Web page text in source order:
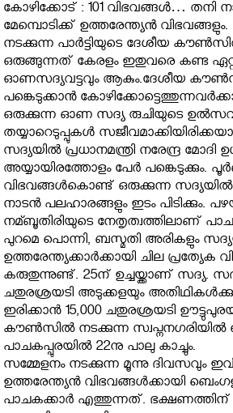
കോഴിക്കോട് : 101 വിഭവങ്ങൾ… തനി
മേമ്പൊടിക്ക് ഉത്തരേന്ത്യൻ
നടക്കുന്ന പാര്‍ട്ടിയുടെ ദേശീയ
ഒരുങ്ങുന്നത് കേരളം ഇതുവരെ കണ്ട
ഓണസദ്യവട്ടവും ആകും.ദേശീയ
പങ്കെടുക്കാന്‍
ഒരുക്കുന്ന ഓണ സദ്യ രുചിയുടെ
തയ്യാറെടുപ്പുകള്‍
സദ്യയില്‍ പ്രധാനമന്ത്രി നരേന്ദ്ര മോദി
അയ്യായിരത്തോളം പേര്‍ പങ്കെടുക്കും.
വിഭവങ്ങള്‍കൊണ്ട് ഒരുക്കുന്ന സദ്യയില്‍
നാടന്‍ പലഹാരങ്ങളും ഇടം പിടിക്കും.
നമ്ബൂതിരിയുടെ നേതൃത്വത്തിലാണ്
പുറമെ പൊന്നി, ബസ്മതി അരികളും
ഉത്തരേന്ത്യക്കാര്‍ക്കായി ചില പ്രത്യേക
കരുതുന്നുണ്ട്. 25ന് ഉച്ചയ്ക്കാണ് സദ്യ.
ചതുരശ്രയടി അടുക്കളയും
ഇരിക്കാന്‍ 15,000 ചതുരശ്രയടി
കൗണ്‍സില്‍ നടക്കുന്ന സ്വപ്നനഗരിയില്‍
പാചകപ്പുരയില്‍ 22നു പാലു കാച്ചും.
സമ്മേളനം നടക്കുന്ന മൂന്നു ദിവസവും
ഉത്തരേന്ത്യന്‍ വിഭവങ്ങള്‍ക്കായി
പാചകക്കാര്‍ എത്തുന്നത്.